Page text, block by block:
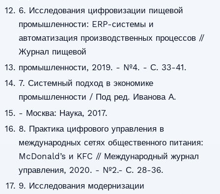
6. Исследования цифровизации пищевой
промышленности: ERP-системы и
автоматизация производственных процессов //
Журнал пищевой
промышленности, 2019. - №4. - С. 33-41.
7. Системный подход в экономике
промышленности / Под ред. Иванова А.
- Москва: Наука, 2017.
8. Практика цифрового управления в
международных сетях общественного питания:
McDonald’s и KFC // Международный журнал
управления, 2020. - №2.- С. 28-36.
9. Исследования модернизации